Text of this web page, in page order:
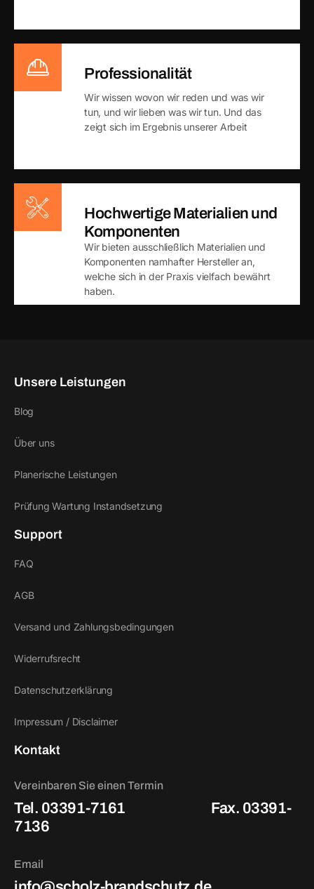
Professionalität
Wir wissen wovon wir reden und was wir
tun, und wir lieben was wir tun. Und das
zeigt sich im Ergebnis unserer Arbeit
Hochwertige Materialien und
Komponenten
Wir bieten ausschließlich Materialien und
Komponenten namhafter Hersteller an,
welche sich in der Praxis vielfach bewährt
haben.
Unsere Leistungen
Blog
Über uns
Planerische Leistungen
Prüfung Wartung Instandsetzung
Support
FAQ
AGB
Versand und Zahlungsbedingungen
Widerrufsrecht
Datenschutzerklärung
Impressum / Disclaimer
Kontakt
Vereinbaren Sie einen Termin
Tel. 03391-7161
Fax. 03391-
7136
Email